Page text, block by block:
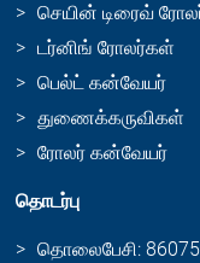
செயின் டிரைவ்
டர்னிங் ரோலர்கள்
பெல்ட் கன்வேயர்
துணைக்கருவிகள்
ரோலர் கன்வேயர்
தொடர்பு
தொலைபேசி: